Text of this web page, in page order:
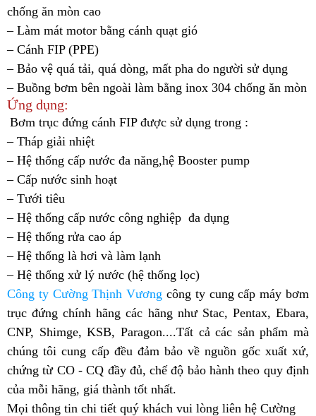
chống ăn mòn cao
– Làm mát motor bằng cánh quạt gió
– Cánh FIP (PPE)
– Bảo vệ quá tải, quá dòng, mất pha do người sử dụng
– Buồng bơm bên ngoài làm bằng inox 304 chống ăn mòn
Ứng dụng:
Bơm trục đứng cánh FIP được sử dụng trong :
– Tháp giải nhiệt
– Hệ thống cấp nước đa năng,hệ Booster pump
– Cấp nước sinh hoạt
– Tưới tiêu
– Hệ thống cấp nước công nghiệp đa dụng
– Hệ thống rửa cao áp
– Hệ thống là hơi và làm lạnh
– Hệ thống xử lý nước (hệ thống lọc)
Công ty Cường Thịnh Vương công ty cung cấp máy bơm
trục đứng chính hãng các hãng như Stac, Pentax, Ebara,
CNP, Shimge, KSB, Paragon....Tất cả các sản phẩm mà
chúng tôi cung cấp đều đảm bảo về nguồn gốc xuất xứ,
chứng từ CO - CQ đầy đủ, chế độ bảo hành theo quy định
của mỗi hãng, giá thành tốt nhất.
Mọi thông tin chi tiết quý khách vui lòng liên hệ Cường